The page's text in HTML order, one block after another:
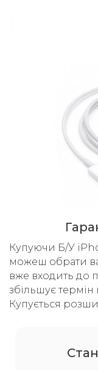
Купуючи Б/У
можеш обрати
вже входить до
збільшує термін
Купується